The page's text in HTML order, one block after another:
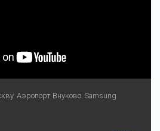
Аэропорт Внуково. Samsung